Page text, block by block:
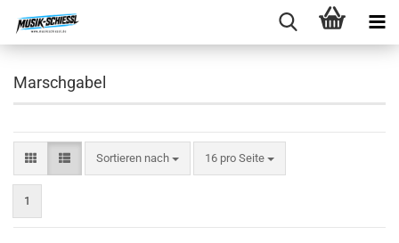
Marschgabel
Sortieren nach
Sortieren nach 16 pro Seite
pro Seite
1